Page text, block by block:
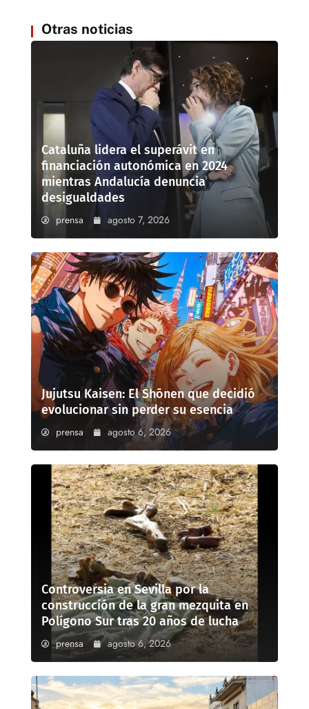
Otras noticias
Cataluña lidera el superávit en
financiación autonómica en 2024
mientras Andalucía denuncia
desigualdades
prensa agosto 7, 2026
Jujutsu Kaisen: El Shōnen que decidió
evolucionar sin perder su esencia
prensa agosto 6, 2026
Controversia en Sevilla por la
construcción de la gran mezquita en
Polígono Sur tras 20 años de lucha
prensa agosto 6, 2026